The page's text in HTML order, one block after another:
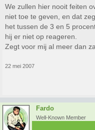
We zullen hier nooit feiten
niet toe te geven, en dat
het tussen de 3 en 5
hij er niet op reageren.
Zegt voor mij al meer dan
22 mei 2007
Fardo
Well-Known Member